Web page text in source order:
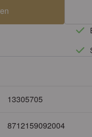
13305705
8712159092004